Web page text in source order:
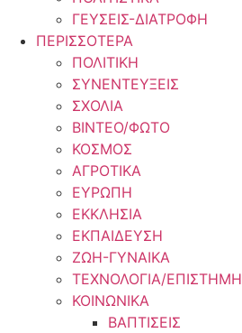
ΓΕΥΣΕΙΣ-ΔΙΑΤΡΟΦΗ
ΠΕΡΙΣΣΟΤΕΡΑ
ΠΟΛΙΤΙΚΗ
ΣΥΝΕΝΤΕΥΞΕΙΣ
ΣΧΟΛΙΑ
ΒΙΝΤΕΟ/ΦΩΤΟ
ΚΟΣΜΟΣ
ΑΓΡΟΤΙΚΑ
ΕΥΡΩΠΗ
ΕΚΚΛΗΣΙΑ
ΕΚΠΑΙΔΕΥΣΗ
ΖΩΗ-ΓΥΝΑΙΚΑ
ΤΕΧΝΟΛΟΓΙΑ/ΕΠΙΣΤΗΜΗ
ΚΟΙΝΩΝΙΚΑ
ΒΑΠΤΙΣΕΙΣ